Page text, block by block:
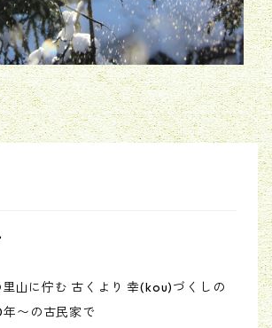
山に佇む 古くより 幸(kou)づくしの
〜の古民家で